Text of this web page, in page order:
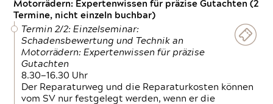
Motorrädern: Expertenwissen für präzise Gutachten (2
Termine, nicht einzeln buchbar)
Termin 2/2: Einzelseminar:
Schadensbewertung und Technik an
Motorrädern: Expertenwissen für präzise
Gutachten
8.30—16.30 Uhr
Der Reparaturweg und die Reparaturkosten können
vom SV nur festgelegt werden, wenn er die